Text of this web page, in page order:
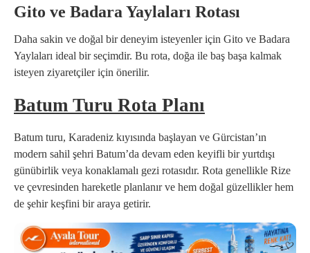
Gito ve Badara Yaylaları Rotası
Daha sakin ve doğal bir deneyim isteyenler için Gito ve Badara
Yaylaları ideal bir seçimdir. Bu rota, doğa ile baş başa kalmak
isteyen ziyaretçiler için önerilir.
Batum Turu Rota Planı
Batum turu, Karadeniz kıyısında başlayan ve Gürcistan’ın
modern sahil şehri Batum’da devam eden keyifli bir yurtdışı
günübirlik veya konaklamalı gezi rotasıdır. Rota genellikle Rize
ve çevresinden hareketle planlanır ve hem doğal güzellikler hem
de şehir keşfini bir araya getirir.